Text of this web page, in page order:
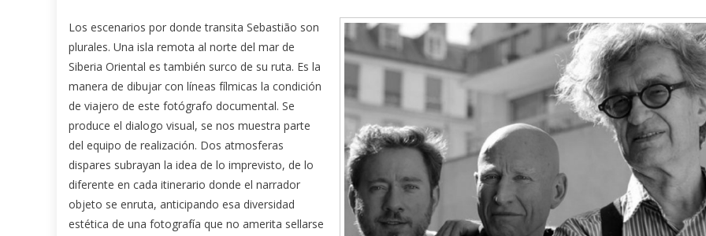
Los escenarios por donde transita Sebastião son
plurales. Una isla remota al norte del mar de
Siberia Oriental es también surco de su ruta. Es la
manera de dibujar con líneas fílmicas la condición
de viajero de este fotógrafo documental. Se
produce el dialogo visual, se nos muestra parte
del equipo de realización. Dos atmosferas
dispares subrayan la idea de lo imprevisto, de lo
diferente en cada itinerario donde el narrador
objeto se enruta, anticipando esa diversidad
estética de una fotografía que no amerita sellarse